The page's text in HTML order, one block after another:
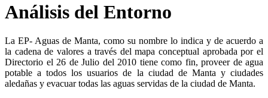
Análisis del Entorno
La EP- Aguas de Manta, como su nombre lo indica y de acuerdo a
la cadena de valores a través del mapa conceptual aprobada por el
Directorio el 26 de Julio del 2010 tiene como fin, proveer de agua
potable a todos los usuarios de la ciudad de Manta y ciudades
aledañas y evacuar todas las aguas servidas de la ciudad de Manta.